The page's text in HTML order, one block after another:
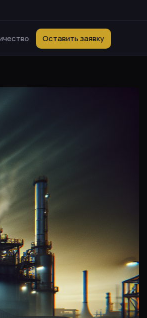
Оставить заявку